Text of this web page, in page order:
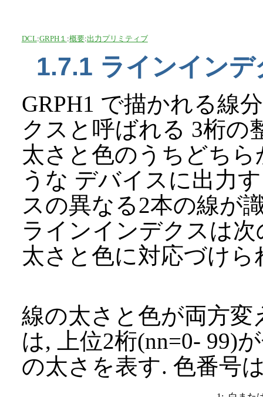
DCL:GRPH１ :概要:出力プリミティブ
1.7.1 ラインインデ
GRPH1 で描かれる線
クスと呼ばれる 3桁の
太さと色のうちどち
うな デバイスに出力
スの異なる2本の線が
ラインインデクスは
太さと色に対応づけら
線の太さと色が両方
は, 上位2桁(nn=0- 99)
の太さを表す. 色番号